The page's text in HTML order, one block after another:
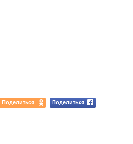
Поделиться Поделиться